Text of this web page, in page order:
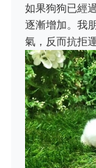
如果狗狗已經
逐漸增加。我
氣，反而抗拒運